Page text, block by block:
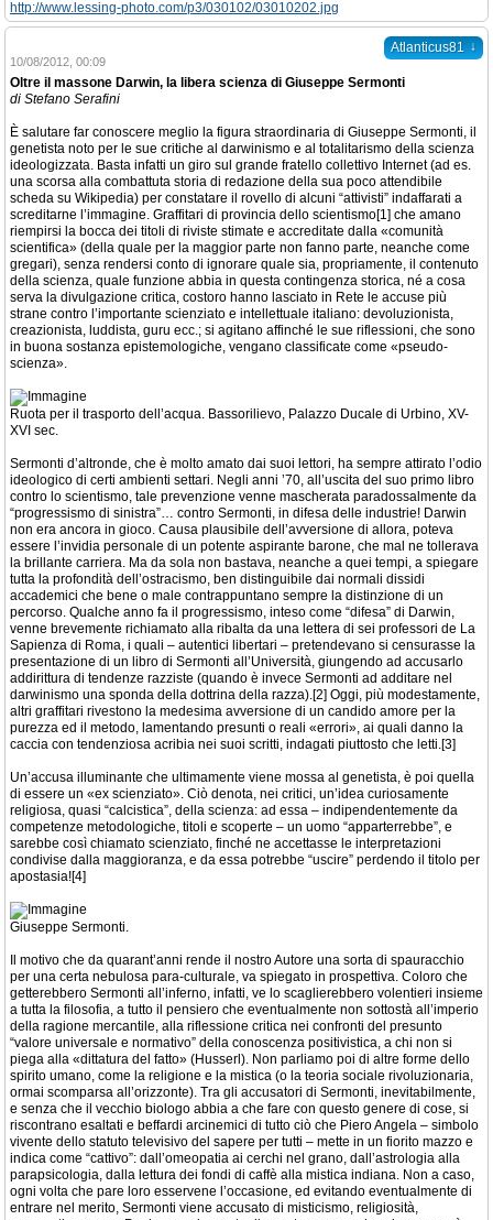
http://www.lessing-photo.com/p3/030102/03010202.jpg
Atlanticus81 ↓
10/08/2012, 00:09
Oltre il massone Darwin, la libera scienza di Giuseppe Sermonti
di Stefano Serafini
È salutare far conoscere meglio la figura straordinaria di Giuseppe Sermonti, il
genetista noto per le sue critiche al darwinismo e al totalitarismo della scienza
ideologizzata. Basta infatti un giro sul grande fratello collettivo Internet (ad es.
una scorsa alla combattuta storia di redazione della sua poco attendibile
scheda su Wikipedia) per constatare il rovello di alcuni “attivisti” indaffarati a
screditarne l’immagine. Graffitari di provincia dello scientismo[1] che amano
riempirsi la bocca dei titoli di riviste stimate e accreditate dalla «comunità
scientifica» (della quale per la maggior parte non fanno parte, neanche come
gregari), senza rendersi conto di ignorare quale sia, propriamente, il contenuto
della scienza, quale funzione abbia in questa contingenza storica, né a cosa
serva la divulgazione critica, costoro hanno lasciato in Rete le accuse più
strane contro l’importante scienziato e intellettuale italiano: devoluzionista,
creazionista, luddista, guru ecc.; si agitano affinché le sue riflessioni, che sono
in buona sostanza epistemologiche, vengano classificate come «pseudo-
scienza».
Ruota per il trasporto dell’acqua. Bassorilievo, Palazzo Ducale di Urbino, XV-
XVI sec.
Sermonti d’altronde, che è molto amato dai suoi lettori, ha sempre attirato l’odio
ideologico di certi ambienti settari. Negli anni ’70, all’uscita del suo primo libro
contro lo scientismo, tale prevenzione venne mascherata paradossalmente da
“progressismo di sinistra”… contro Sermonti, in difesa delle industrie! Darwin
non era ancora in gioco. Causa plausibile dell’avversione di allora, poteva
essere l’invidia personale di un potente aspirante barone, che mal ne tollerava
la brillante carriera. Ma da sola non bastava, neanche a quei tempi, a spiegare
tutta la profondità dell’ostracismo, ben distinguibile dai normali dissidi
accademici che bene o male contrappuntano sempre la distinzione di un
percorso. Qualche anno fa il progressismo, inteso come “difesa” di Darwin,
venne brevemente richiamato alla ribalta da una lettera di sei professori de La
Sapienza di Roma, i quali – autentici libertari – pretendevano si censurasse la
presentazione di un libro di Sermonti all’Università, giungendo ad accusarlo
addirittura di tendenze razziste (quando è invece Sermonti ad additare nel
darwinismo una sponda della dottrina della razza).[2] Oggi, più modestamente,
altri graffitari rivestono la medesima avversione di un candido amore per la
purezza ed il metodo, lamentando presunti o reali «errori», ai quali danno la
caccia con tendenziosa acribia nei suoi scritti, indagati piuttosto che letti.[3]
Un’accusa illuminante che ultimamente viene mossa al genetista, è poi quella
di essere un «ex scienziato». Ciò denota, nei critici, un’idea curiosamente
religiosa, quasi “calcistica”, della scienza: ad essa – indipendentemente da
competenze metodologiche, titoli e scoperte – un uomo “apparterrebbe”, e
sarebbe così chiamato scienziato, finché ne accettasse le interpretazioni
condivise dalla maggioranza, e da essa potrebbe “uscire” perdendo il titolo per
apostasia![4]
Giuseppe Sermonti.
Il motivo che da quarant’anni rende il nostro Autore una sorta di spauracchio
per una certa nebulosa para-culturale, va spiegato in prospettiva. Coloro che
getterebbero Sermonti all’inferno, infatti, ve lo scaglierebbero volentieri insieme
a tutta la filosofia, a tutto il pensiero che eventualmente non sottostà all’imperio
della ragione mercantile, alla riflessione critica nei confronti del presunto
“valore universale e normativo” della conoscenza positivistica, a chi non si
piega alla «dittatura del fatto» (Husserl). Non parliamo poi di altre forme dello
spirito umano, come la religione e la mistica (o la teoria sociale rivoluzionaria,
ormai scomparsa all’orizzonte). Tra gli accusatori di Sermonti, inevitabilmente,
e senza che il vecchio biologo abbia a che fare con questo genere di cose, si
riscontrano esaltati e beffardi arcinemici di tutto ciò che Piero Angela – simbolo
vivente dello statuto televisivo del sapere per tutti – mette in un fiorito mazzo e
indica come “cattivo”: dall’omeopatia ai cerchi nel grano, dall’astrologia alla
parapsicologia, dalla lettura dei fondi di caffè alla mistica indiana. Non a caso,
ogni volta che pare loro esservene l’occasione, ed evitando eventualmente di
entrare nel merito, Sermonti viene accusato di misticismo, religiosità,